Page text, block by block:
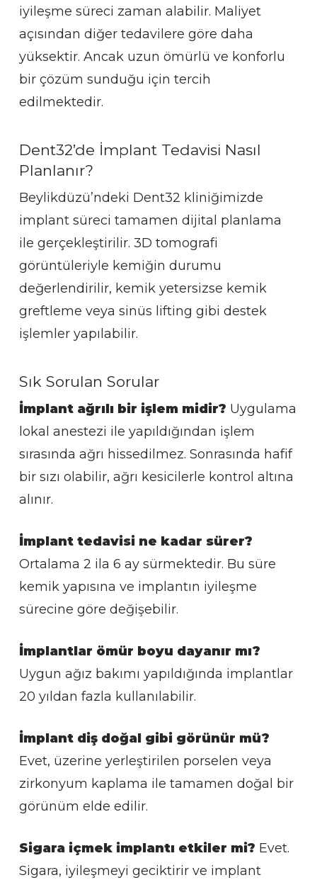
iyileşme süreci zaman alabilir. Maliyet
açısından diğer tedavilere göre daha
yüksektir. Ancak uzun ömürlü ve konforlu
bir çözüm sunduğu için tercih
edilmektedir.
Dent32’de İmplant Tedavisi Nasıl
Planlanır?
Beylikdüzü’ndeki Dent32 kliniğimizde
implant süreci tamamen dijital planlama
ile gerçekleştirilir. 3D tomografi
görüntüleriyle kemiğin durumu
değerlendirilir, kemik yetersizse kemik
greftleme veya sinüs lifting gibi destek
işlemler yapılabilir.
Sık Sorulan Sorular
İmplant ağrılı bir işlem midir? Uygulama
lokal anestezi ile yapıldığından işlem
sırasında ağrı hissedilmez. Sonrasında hafif
bir sızı olabilir, ağrı kesicilerle kontrol altına
alınır.
İmplant tedavisi ne kadar sürer?
Ortalama 2 ila 6 ay sürmektedir. Bu süre
kemik yapısına ve implantın iyileşme
sürecine göre değişebilir.
İmplantlar ömür boyu dayanır mı?
Uygun ağız bakımı yapıldığında implantlar
20 yıldan fazla kullanılabilir.
İmplant diş doğal gibi görünür mü?
Evet, üzerine yerleştirilen porselen veya
zirkonyum kaplama ile tamamen doğal bir
görünüm elde edilir.
Sigara içmek implantı etkiler mi? Evet.
Sigara, iyileşmeyi geciktirir ve implant